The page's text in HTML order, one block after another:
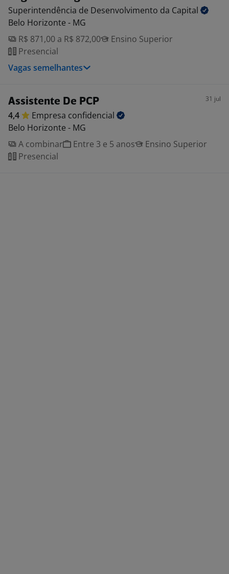
Superintendência de Desenvolvimento da Capital
Belo Horizonte - MG
R$ 871,00 a R$ 872,00
Ensino Superior
Presencial
Vagas semelhantes
Assistente De PCP 31 jul
4,4 Empresa confidencial
Belo Horizonte - MG
A combinar
Entre 3 e 5 anos
Ensino Superior
Presencial